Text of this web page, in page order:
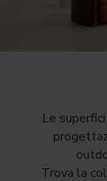
Le
Trova la